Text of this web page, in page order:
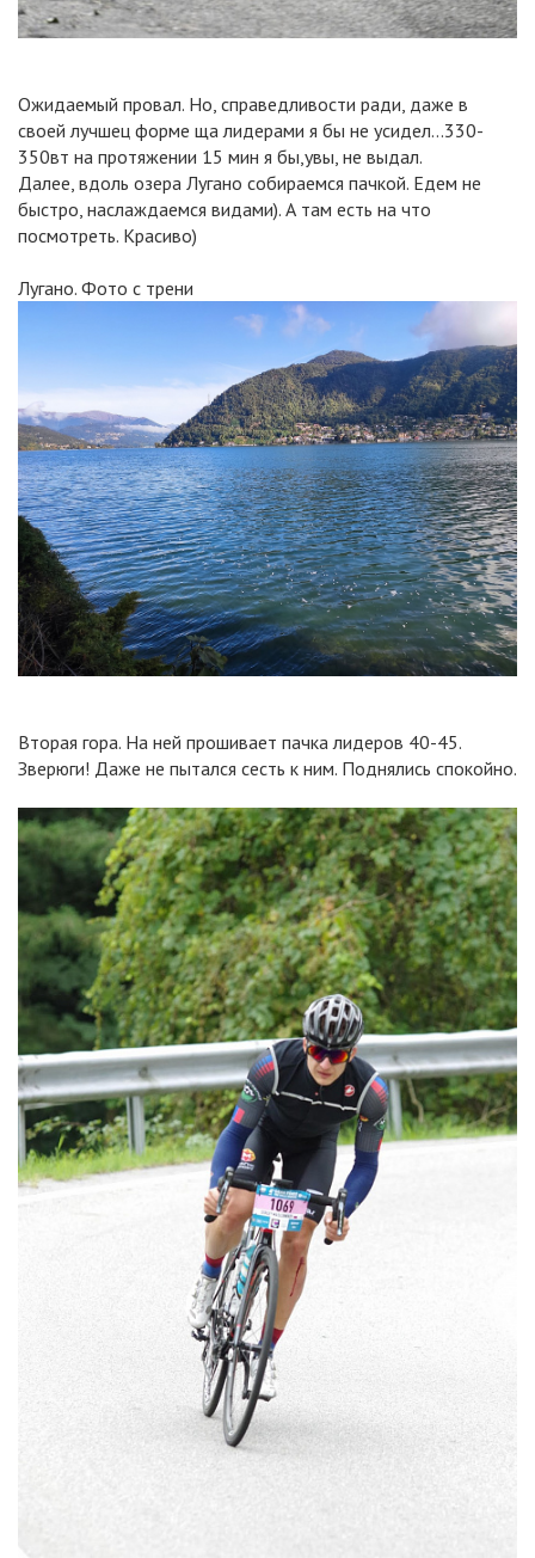
Ожидаемый провал. Но, справедливости ради, даже в
своей лучшец форме ща лидерами я бы не усидел...330-
350вт на протяжении 15 мин я бы,увы, не выдал.
Далее, вдоль озера Лугано собираемся пачкой. Едем не
быстро, наслаждаемся видами). А там есть на что
посмотреть. Красиво)
Лугано. Фото с трени
Вторая гора. На ней прошивает пачка лидеров 40-45.
Зверюги! Даже не пытался сесть к ним. Поднялись спокойно.